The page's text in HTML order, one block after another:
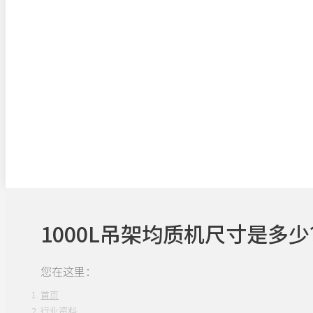
1000L吊架均质机尺寸是多
您在这里：
首页